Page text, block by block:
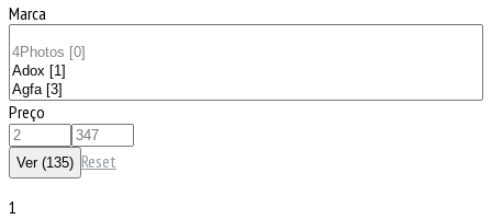
Marca
Preço
Reset
1